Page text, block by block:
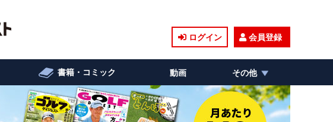
ログイン 会員登録
書籍・コミック 動画 その他